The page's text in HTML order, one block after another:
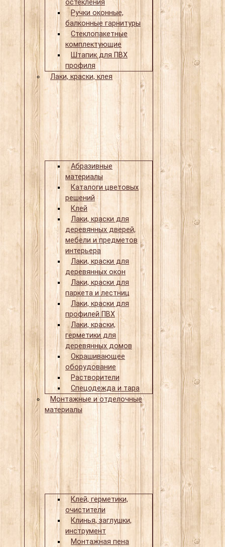
остекления
Ручки оконные,
балконные гарнитуры
Стеклопакетные
комплектующие
Штапик для ПВХ
профиля
Лаки, краски, клея
Абразивные
материалы
Каталоги цветовых
решений
Клей
Лаки, краски для
деревянных дверей,
мебели и предметов
интерьера
Лаки, краски для
деревянных окон
Лаки, краски для
паркета и лестниц
Лаки, краски для
профилей ПВХ
Лаки, краски,
герметики для
деревянных домов
Окрашивающее
оборудование
Растворители
Спецодежда и тара
Монтажные и отделочные
материалы
Клей, герметики,
очистители
Клинья, заглушки,
инструмент
Монтажная пена